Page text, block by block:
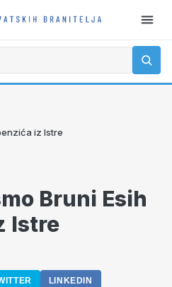
iz Istre
Bruni Esih
Istre
LINKEDIN